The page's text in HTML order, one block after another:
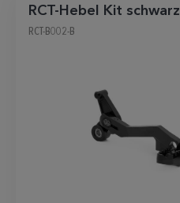
RCT-Hebel Kit schwarz
RCT-B002-B